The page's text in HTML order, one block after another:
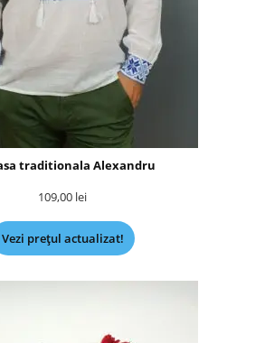
traditionala Alexandru
109,00 lei
Vezi prețul actualizat!